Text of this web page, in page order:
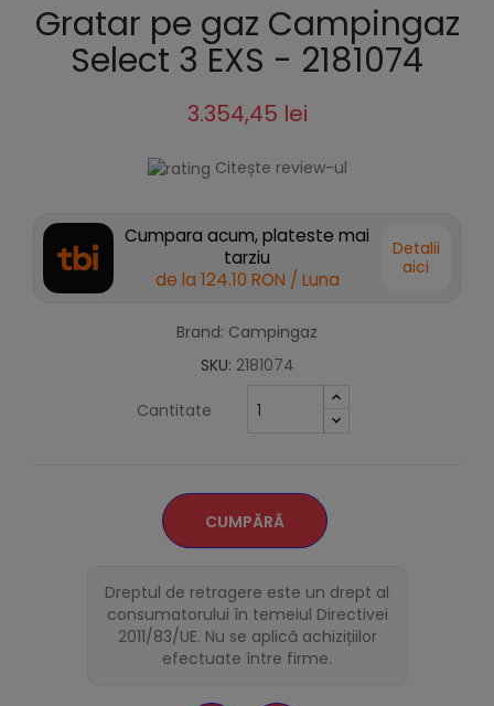
Gratar pe gaz Campingaz
Select 3 EXS - 2181074
3.354,45 lei
Citește review-ul
Cumpara acum, plateste mai
tarziu
de la 124.10 RON / Luna
Detalii
aici
Brand: Campingaz
SKU: 2181074
Cantitate
CUMPĂRĂ
Dreptul de retragere este un drept al
consumatorului în temeiul Directivei
2011/83/UE. Nu se aplică achizițiilor
efectuate între firme.